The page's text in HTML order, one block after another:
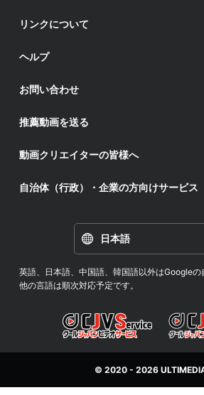
リンクについて
ヘルプ
お問い合わせ
推薦動画を送る
動画クリエイターの皆様へ
自治体（行政）・企業の方向けサービス
日本語
英語、日本語、中国語、韓国語以外はGoogleの
他の言語は順次対応予定です。
© 2020 - 2026